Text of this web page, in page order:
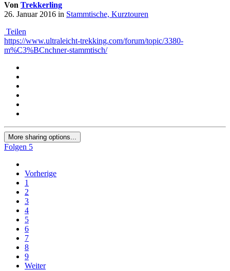
Von Trekkerling
26. Januar 2016 in Stammtische, Kurztouren
Teilen
https://www.ultraleicht-trekking.com/forum/topic/3380-
m%C3%BCnchner-stammtisch/
More sharing options...
Folgen 5
Vorherige
1
2
3
4
5
6
7
8
9
Weiter